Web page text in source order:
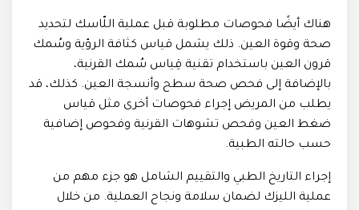
هناك أيضًا فحوصات مطلوبة قبل عملية اللّاسك لتحديد
صحة وقوة العين. ذلك يشمل قياس كثافة الرؤية وسُمك
قرون العين باستخدام تقنية قِياس سُمك القرنية،
بالإضافة إلى فحص صحة سطح وأنسجة العين. كذلك، قد
يطلب من المريض إجراء فحوصات أخرى مثل قياس
ضغط العين وفحص تشوهات القرنية وفحوص إضافية
حسب حالته الطبية.
إجراء التاريخ الطبي والتقييم الشامل هو جزء مهم من
عملية الليزك لضمان سلامة ونجاح العملية. من خلال